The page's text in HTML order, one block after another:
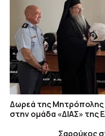
Δωρεά της Μητρόπολης
στην ομάδα «ΔΙΑΣ» της
Σαρούκος